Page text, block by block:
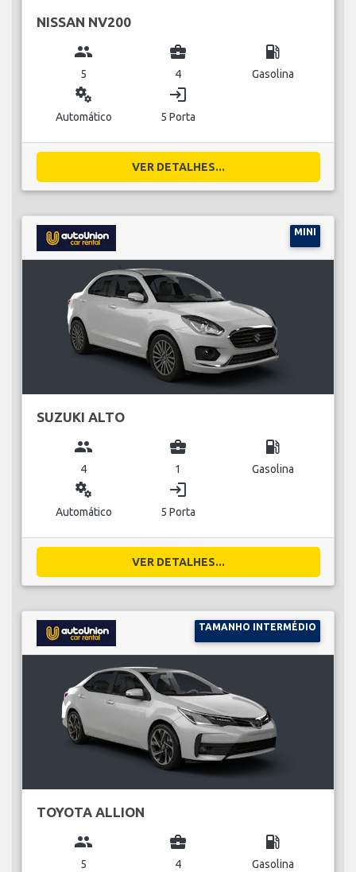
NISSAN NV200
group
5
business_center
4
local_gas_station
Gasolina
miscellaneous_services
Automático
login
5 Porta
VER DETALHES...
MINI
SUZUKI ALTO
group
4
business_center
1
local_gas_station
Gasolina
miscellaneous_services
Automático
login
5 Porta
VER DETALHES...
TAMANHO INTERMÉDIO
TOYOTA ALLION
group
5
business_center
4
local_gas_station
Gasolina